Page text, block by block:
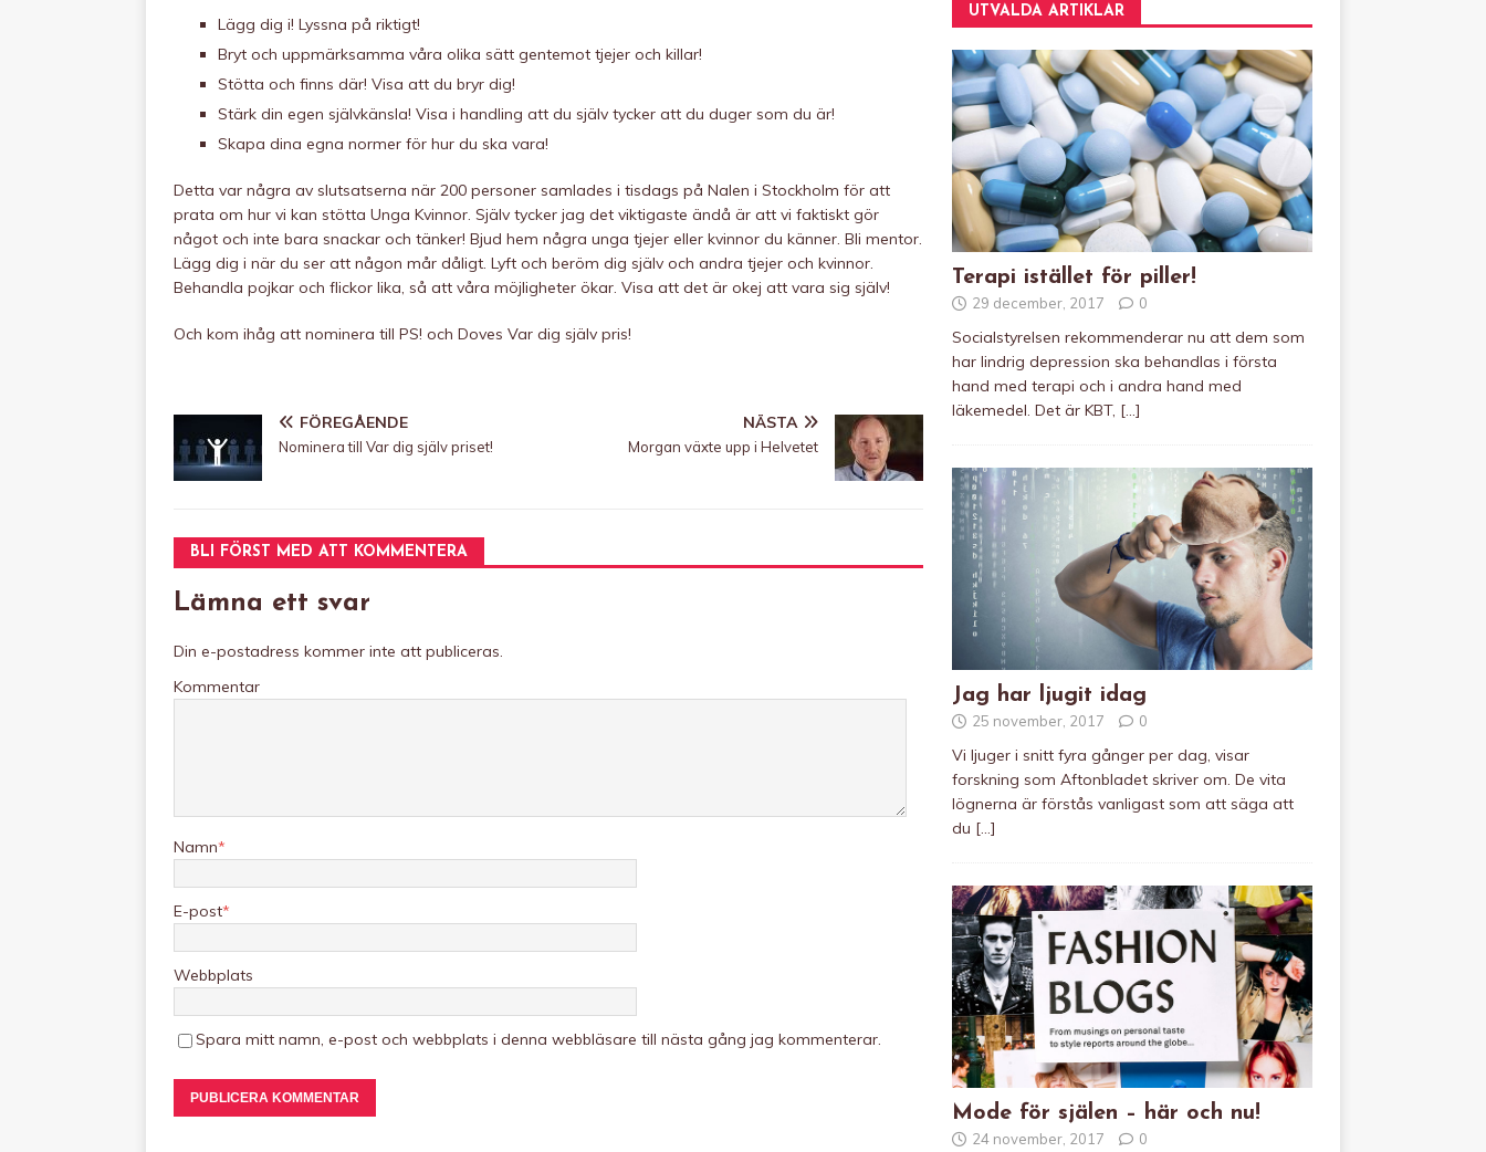
Lägg dig i! Lyssna på riktigt!
Bryt och uppmärksamma våra olika sätt gentemot tjejer och killar!
Stötta och finns där! Visa att du bryr dig!
Stärk din egen självkänsla! Visa i handling att du själv tycker att du duger som du är!
Skapa dina egna normer för hur du ska vara!
Detta var några av slutsatserna när 200 personer samlades i tisdags på Nalen i Stockholm för att
prata om hur vi kan stötta Unga Kvinnor. Själv tycker jag det viktigaste ändå är att vi faktiskt gör
något och inte bara snackar och tänker! Bjud hem några unga tjejer eller kvinnor du känner. Bli mentor.
Lägg dig i när du ser att någon mår dåligt. Lyft och beröm dig själv och andra tjejer och kvinnor.
Behandla pojkar och flickor lika, så att våra möjligheter ökar. Visa att det är okej att vara sig själv!
Och kom ihåg att nominera till PS! och Doves Var dig själv pris!
FÖREGÅENDE
Nominera till Var dig själv priset!
NÄSTA
Morgan växte upp i Helvetet
BLI FÖRST MED ATT KOMMENTERA
Lämna ett svar
Din e-postadress kommer inte att publiceras.
Kommentar
Namn*
E-post*
Webbplats
Spara mitt namn, e-post och webbplats i denna webbläsare till nästa gång jag kommenterar.
UTVALDA ARTIKLAR
Terapi istället för piller!
29 december, 2017 0
Socialstyrelsen rekommenderar nu att dem som
har lindrig depression ska behandlas i första
hand med terapi och i andra hand med
läkemedel. Det är KBT, […]
Jag har ljugit idag
25 november, 2017 0
Vi ljuger i snitt fyra gånger per dag, visar
forskning som Aftonbladet skriver om. De vita
lögnerna är förstås vanligast som att säga att
du […]
Mode för själen – här och nu!
24 november, 2017 0